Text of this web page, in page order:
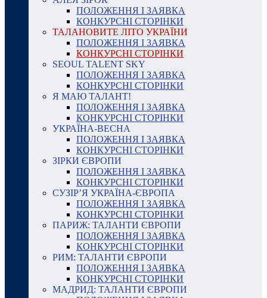
ПОЛОЖЕННЯ І ЗАЯВКА
КОНКУРСНІ СТОРІНКИ
ТАЛАНОВИТЕ ЛІТО УКРАЇНИ
ПОЛОЖЕННЯ І ЗАЯВКА
КОНКУРСНІ СТОРІНКИ
SEOUL TALENT SKY
ПОЛОЖЕННЯ І ЗАЯВКА
КОНКУРСНІ СТОРІНКИ
Я МАЮ ТАЛАНТ!
ПОЛОЖЕННЯ І ЗАЯВКА
КОНКУРСНІ СТОРІНКИ
УКРАЇНА-ВЕСНА
ПОЛОЖЕННЯ І ЗАЯВКА
КОНКУРСНІ СТОРІНКИ
ЗІРКИ ЄВРОПИ
ПОЛОЖЕННЯ І ЗАЯВКА
КОНКУРСНІ СТОРІНКИ
СУЗІР’Я УКРАЇНА-ЄВРОПА
ПОЛОЖЕННЯ І ЗАЯВКА
КОНКУРСНІ СТОРІНКИ
ПАРИЖ: ТАЛАНТИ ЄВРОПИ
ПОЛОЖЕННЯ І ЗАЯВКА
КОНКУРСНІ СТОРІНКИ
РИМ: ТАЛАНТИ ЄВРОПИ
ПОЛОЖЕННЯ І ЗАЯВКА
КОНКУРСНІ СТОРІНКИ
МАДРИД: ТАЛАНТИ ЄВРОПИ